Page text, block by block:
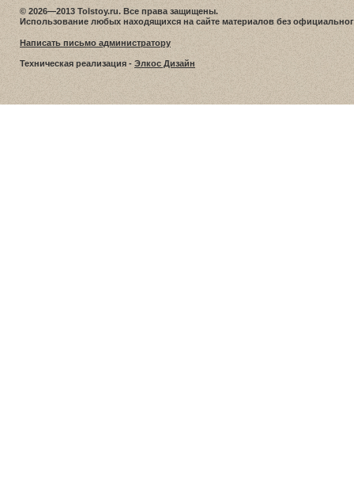
© 2026—2013 Tolstoy.ru. Все права защищены.
Использование любых находящихся на сайте материалов без
Написать письмо администратору
Техническая реализация - Элкос Дизайн